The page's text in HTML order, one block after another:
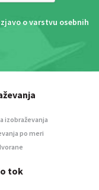
o varstvu osebnih
izobraževanja
po meri
tok